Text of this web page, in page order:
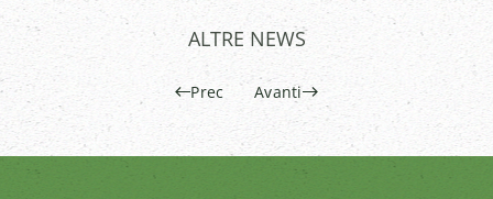
ALTRE NEWS
Prec Avanti